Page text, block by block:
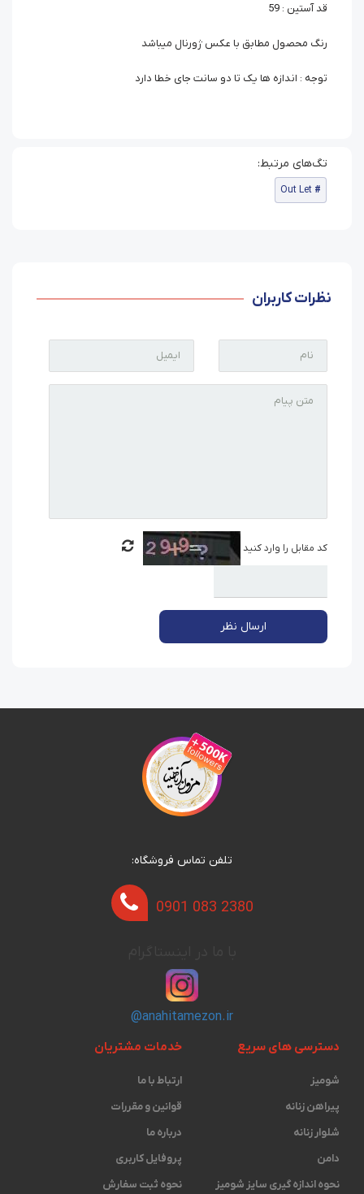
قد آستین : 59
رنگ محصول مطابق با عکس ژورنال میباشد
توجه : اندازه ها یک تا دو سانت جای خطا دارد
Out Let
نظرات کاربران
کد مقابل را وارد کنید
ارسال نظر
تلفن تماس فروشگاه:
0901 083 2380
@anahitamezon.ir
دسترسی های سریع
شومیز
پیراهن زنانه
شلوار زنانه
دامن
نحوه اندازه گیری ‫سایز شومیز
خدمات مشتریان
ارتباط با ما
قوانین و مقررات
درباره ما
پروفایل کاربری
نحوه ثبت سفارش